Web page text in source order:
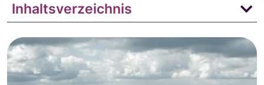
Inhaltsverzeichnis